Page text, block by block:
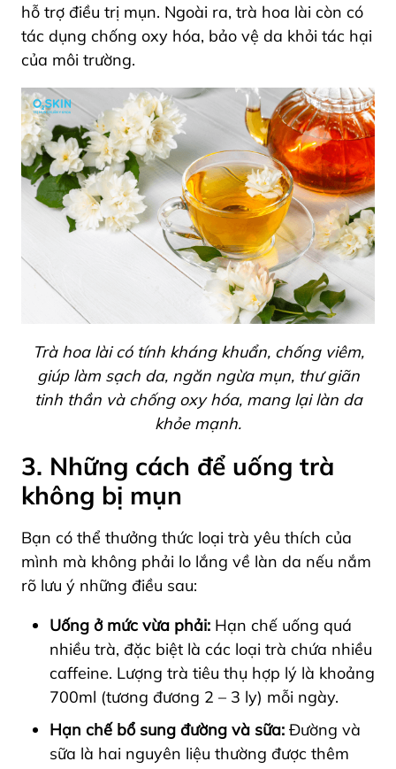
hỗ trợ điều trị mụn. Ngoài ra, trà hoa lài còn có
tác dụng chống oxy hóa, bảo vệ da khỏi tác hại
của môi trường.
Trà hoa lài có tính kháng khuẩn, chống viêm,
giúp làm sạch da, ngăn ngừa mụn, thư giãn
tinh thần và chống oxy hóa, mang lại làn da
khỏe mạnh.
3. Những cách để uống trà
không bị mụn
Bạn có thể thưởng thức loại trà yêu thích của
mình mà không phải lo lắng về làn da nếu nắm
rõ lưu ý những điều sau:
Uống ở mức vừa phải: Hạn chế uống quá
nhiều trà, đặc biệt là các loại trà chứa nhiều
caffeine. Lượng trà tiêu thụ hợp lý là khoảng
700ml (tương đương 2 – 3 ly) mỗi ngày.
Hạn chế bổ sung đường và sữa: Đường và
sữa là hai nguyên liệu thường được thêm